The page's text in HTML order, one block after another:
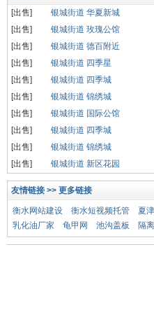
[出售]
银城街道 华夏新城
[出售]
银城街道 玫瑰公馆
[出售]
银城街道 德百附近
[出售]
银城街道 四季星
[出售]
银城街道 四季城
[出售]
银城街道 锦绣城
[出售]
银城街道 国际公馆
[出售]
银城街道 四季城
[出售]
银城街道 锦绣城
[出售]
银城街道 新区花园
友情链接 >> 更多链接
衡水网站建设 衡水短视频托管 夏
乳化油厂家
龟甲网 池沟盖板 隔